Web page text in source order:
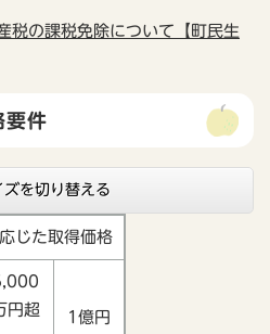
税の課税免除について【町民生
要件
ズを切り替える
じた取得価格
円超
1億円